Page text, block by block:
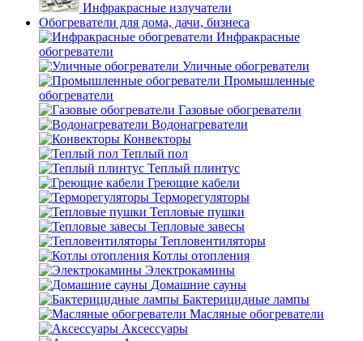
Инфракрасные излучатели
Обогреватели для дома, дачи, бизнеса
Инфракрасные
обогреватели
Уличные обогреватели
Промышленные
обогреватели
Газовые обогреватели
Водонагреватели
Конвекторы
Теплый пол
Теплый плинтус
Греющие кабели
Терморегуляторы
Тепловые пушки
Тепловые завесы
Тепловентиляторы
Котлы отопления
Электрокамины
Домашние сауны
Бактерицидные лампы
Масляные обогреватели
Аксессуары